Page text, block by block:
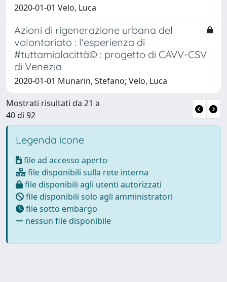
2020-01-01 Velo, Luca
Azioni di rigenerazione urbana del
volontariato : l'esperienza di
#tuttamialacittà© : progetto di CAVV-CSV
di Venezia
2020-01-01 Munarin, Stefano; Velo, Luca
Mostrati risultati da 21 a
40 di 92
Legenda icone
file ad accesso aperto
file disponibili sulla rete interna
file disponibili agli utenti autorizzati
file disponibili solo agli amministratori
file sotto embargo
nessun file disponibile